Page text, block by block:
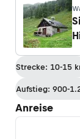
Strecke: 10-15
Aufstieg: 900-
Anreise